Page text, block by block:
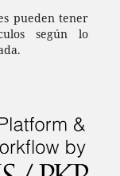
pueden tener
según lo